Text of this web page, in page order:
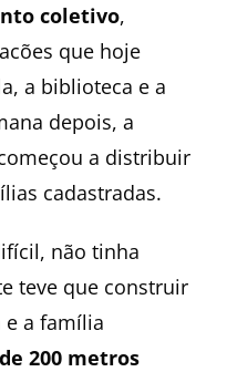
coletivo,
que hoje
a biblioteca e a
depois, a
a distribuir
cadastradas.
não tinha
teve que construir
e a família
200 metros